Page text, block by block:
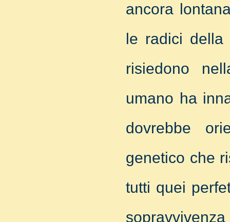
ancora
le radici della
risiedono
umano ha
dovrebbe
genetico che
tutti quei